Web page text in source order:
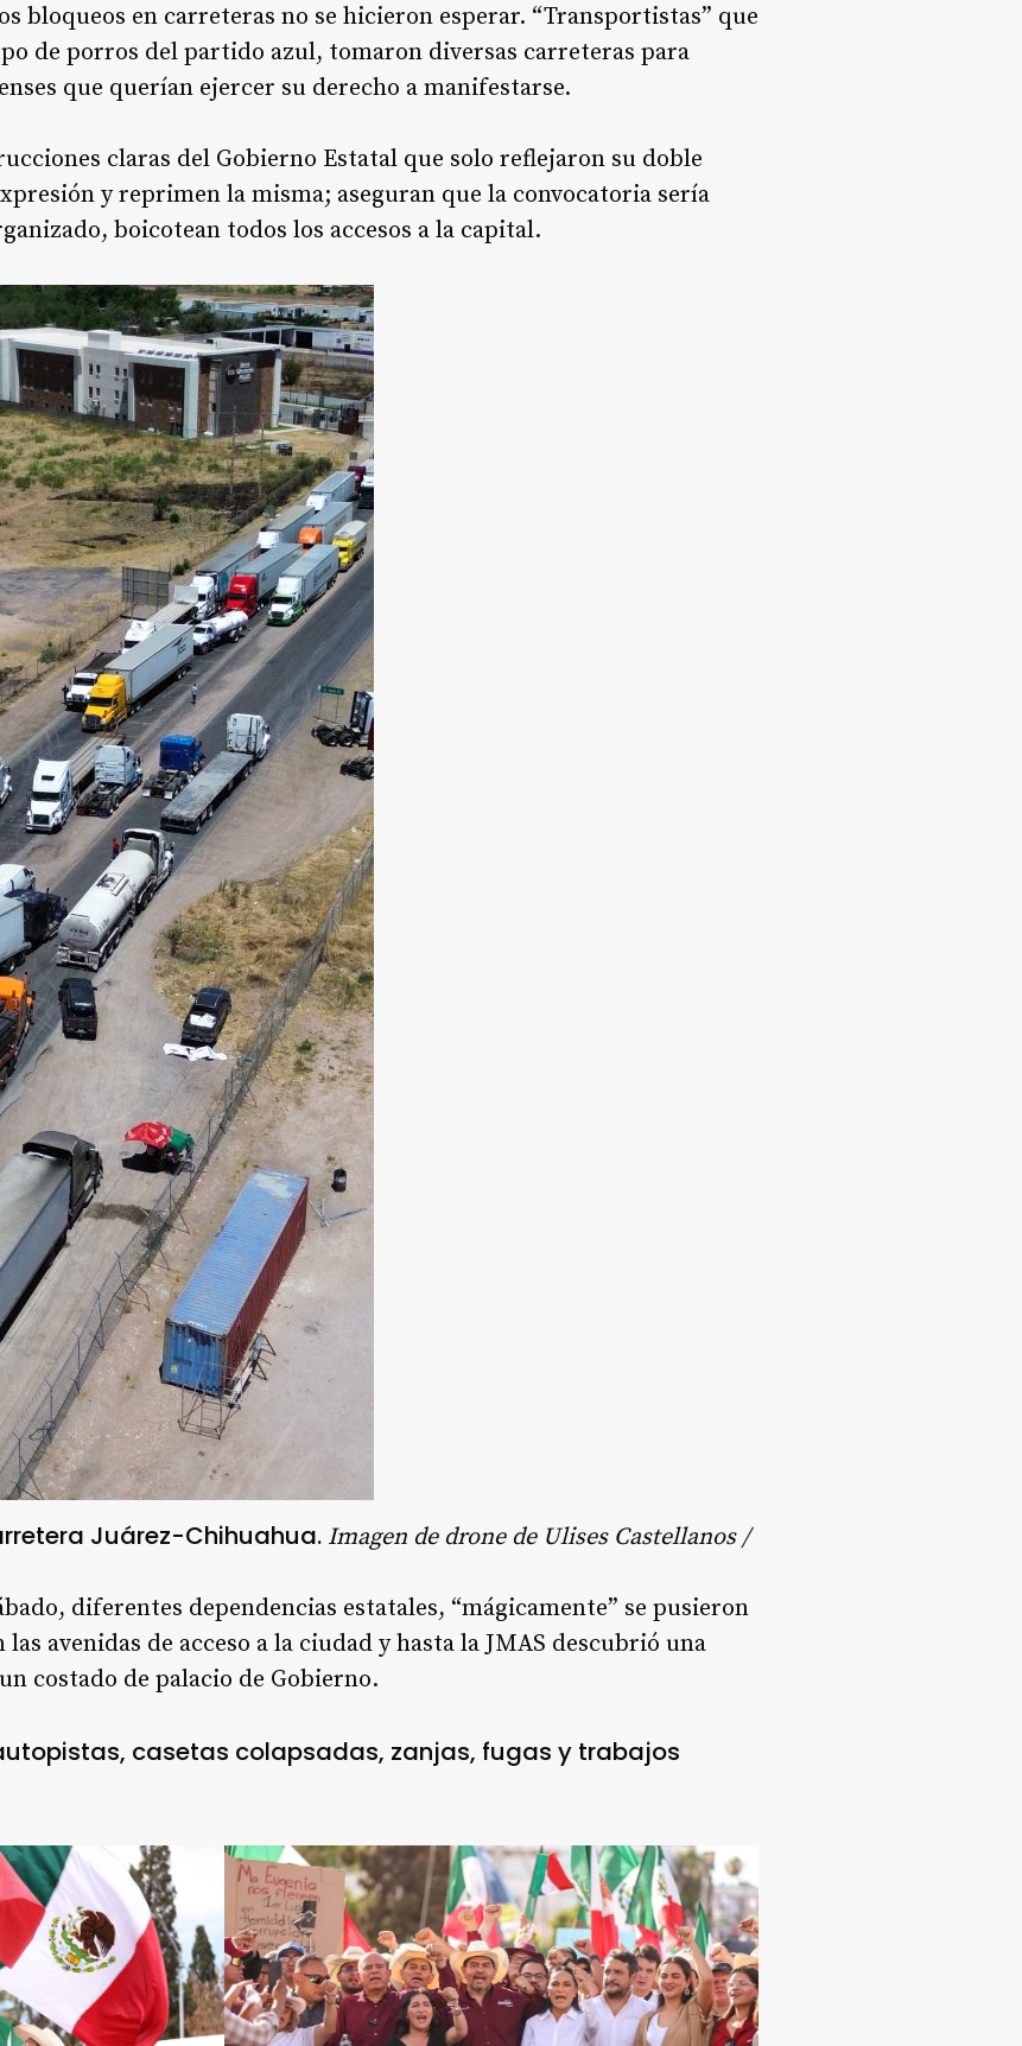
bloqueos en carreteras no se hicieron esperar. “Transportistas” que
de porros del partido azul, tomaron diversas carreteras para
que querían ejercer su derecho a manifestarse.
claras del Gobierno Estatal que solo reflejaron su doble
y reprimen la misma; aseguran que la convocatoria sería
boicotean todos los accesos a la capital.
Juárez-Chihuahua. Imagen de drone de Ulises Castellanos /
diferentes dependencias estatales, “mágicamente” se pusieron
avenidas de acceso a la ciudad y hasta la JMAS descubrió una
costado de palacio de Gobierno.
casetas colapsadas, zanjas, fugas y trabajos